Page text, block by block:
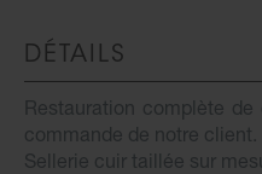
DÉTAILS
Restauration complète
commande de notre client.
Sellerie cuir taillée sur